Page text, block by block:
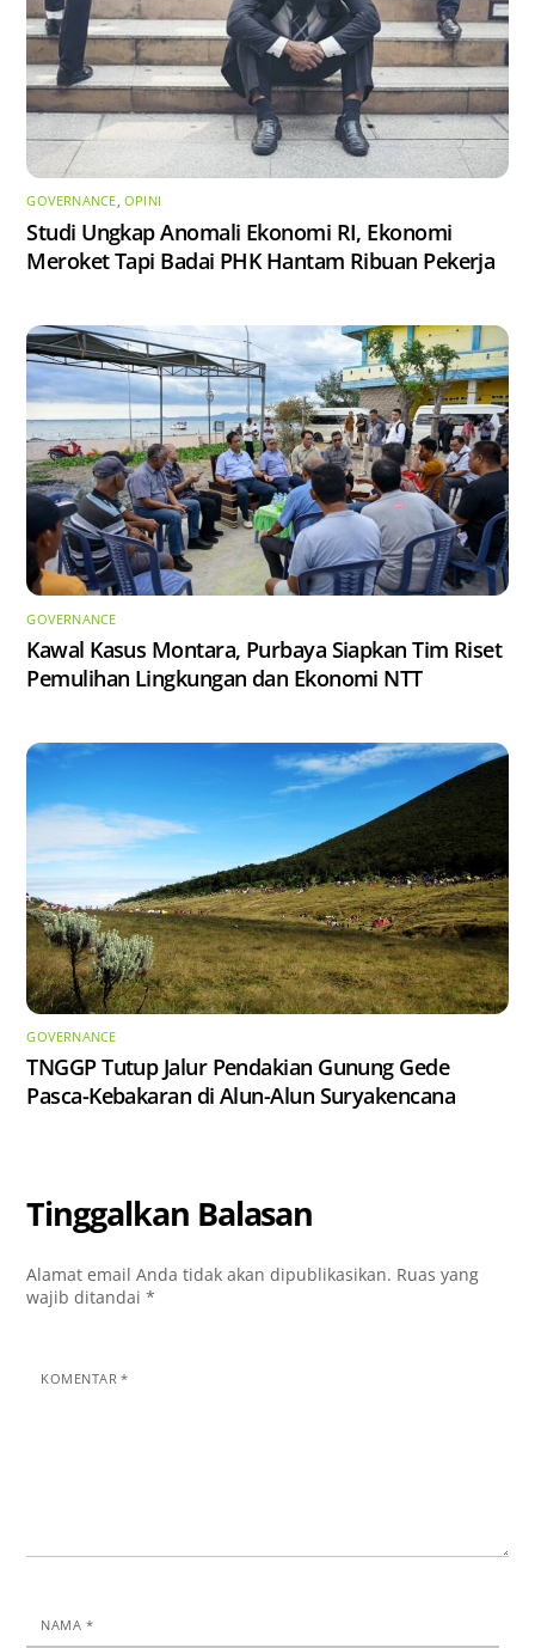
GOVERNANCE, OPINI
Studi Ungkap Anomali Ekonomi RI, Ekonomi
Meroket Tapi Badai PHK Hantam Ribuan Pekerja
GOVERNANCE
Kawal Kasus Montara, Purbaya Siapkan Tim Riset
Pemulihan Lingkungan dan Ekonomi NTT
GOVERNANCE
TNGGP Tutup Jalur Pendakian Gunung Gede
Pasca-Kebakaran di Alun-Alun Suryakencana
Tinggalkan Balasan
Alamat email Anda tidak akan dipublikasikan. Ruas yang
wajib ditandai*
KOMENTAR*
NAMA *